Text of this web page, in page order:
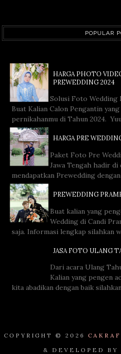
POPULAR
HARGA PHOTO
PREWEDDING 2024
Solusi Foto Wedding
Buat Kalian Calon Pengantin
pernikahanmu di Tahun 2024.
HARGA PRE
Paket Foto Pre
Jawa Tengah hadir di
mendapatkan Prewedding
PREWEDDING
Buat kalian yang
Wedding di Candi
saja. Informasi lengkap silahkan
JASA FOTO ULANG
Dari acara Ulang
Kalian yang pengen
kita abadikan dengan baik
COPYRIGHT © 2026
& DEVELOPED BY